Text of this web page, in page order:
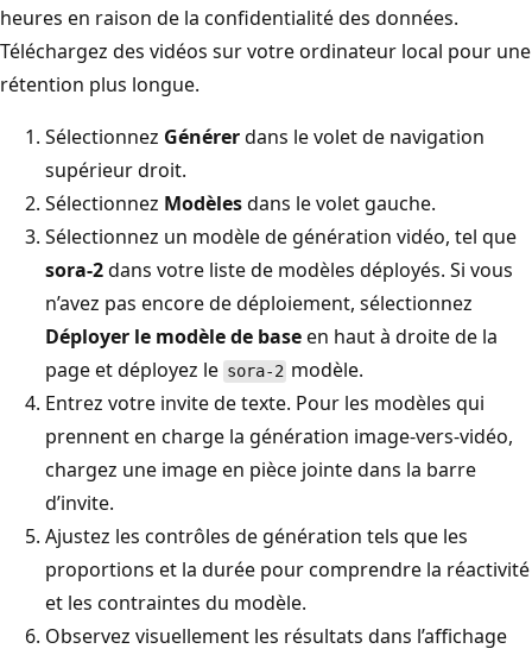
heures en raison de la confidentialité des données.
Téléchargez des vidéos sur votre ordinateur local pour une
rétention plus longue.
Sélectionnez Générerdans le volet de navigation
supérieur droit.
Sélectionnez Modèlesdans le volet gauche.
Sélectionnez un modèle de génération vidéo, tel que
sora-2dans votre liste de modèles déployés. Si vous
n’avez pas encore de déploiement, sélectionnez
Déployer le modèle de baseen haut à droite de la
page et déployez le sora-2 modèle.
Entrez votre invite de texte. Pour les modèles qui
prennent en charge la génération image-vers-vidéo,
chargez une image en pièce jointe dans la barre
d’invite.
Ajustez les contrôles de génération tels que les
proportions et la durée pour comprendre la réactivité
et les contraintes du modèle.
Observez visuellement les résultats dans l’affichage